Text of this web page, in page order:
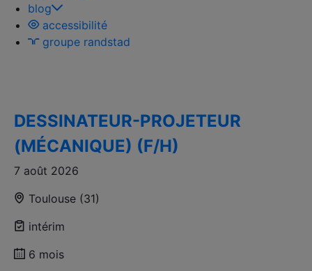
blog
accessibilité
groupe randstad
DESSINATEUR-PROJETEUR
(MÉCANIQUE) (F/H)
7 août 2026
Toulouse (31)
intérim
6 mois